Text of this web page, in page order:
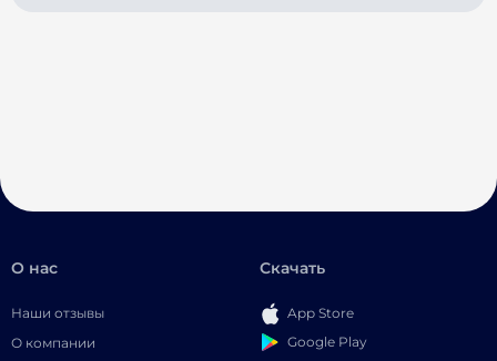
О нас
Наши отзывы
О компании
Скачать
App Store
Google Play